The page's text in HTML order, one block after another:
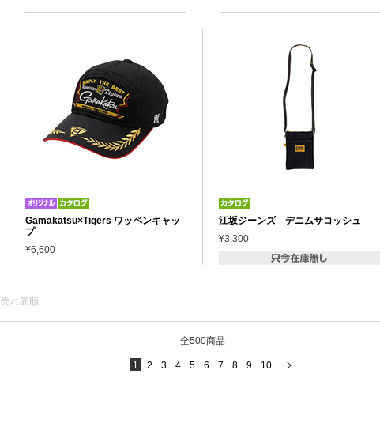
Gamakatsu×Tigers ワッペンキャッ
プ
¥6,600
江坂ジーンズ デニムサコッシュ
¥3,300
売れ筋順
全500商品
1 2 3 4 5 6 7 8 9 10